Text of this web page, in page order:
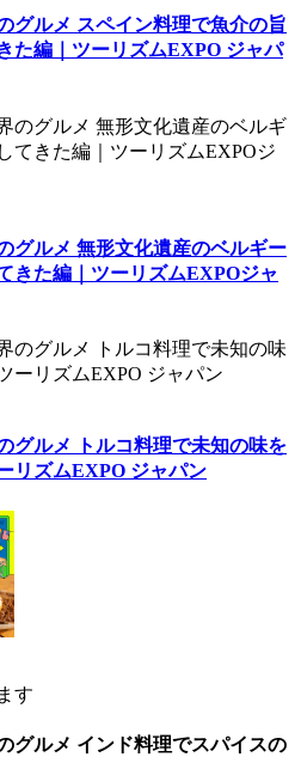
グルメ スペイン料理で魚介の旨
た編｜ツーリズムEXPO ジャパ
グルメ 無形文化遺産のベルギー
きた編｜ツーリズムEXPOジャ
グルメ トルコ料理で未知の味を
リズムEXPO ジャパン
す
グルメ インド料理でスパイスの